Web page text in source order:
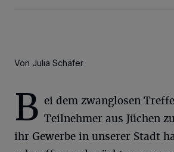
Von Julia Schäfer
B ei dem zwanglosen
Teilnehmer aus Jüchen
ihr Gewerbe in unserer Stadt